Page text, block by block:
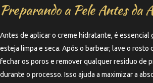
Preparando a Pele Antes da
Antes de aplicar o creme hidratante, é essencial
esteja limpa e seca. Após o barbear, lave o rosto
fechar os poros e remover qualquer resíduo de
durante o processo. Isso ajuda a maximizar a